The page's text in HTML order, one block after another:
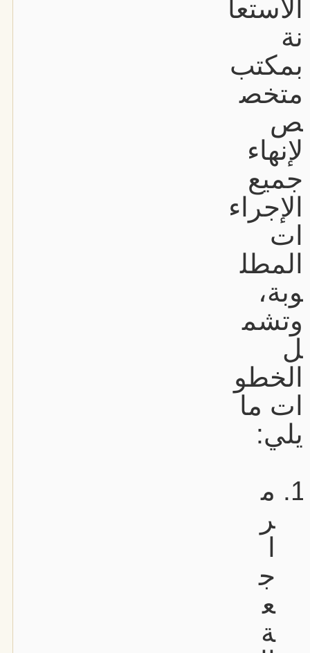
الاستعا
نة
بمكتب
متخص
ص
لإنهاء
جميع
الإجراء
ات
المطل
وبة،
وتشم
ل
الخطو
ات ما
يلي:
م
ر
ا
ج
ع
ة